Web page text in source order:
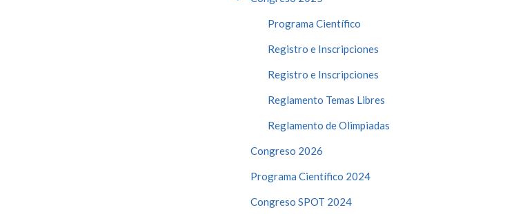
Programa Científico
Registro e Inscripciones
Registro e Inscripciones
Reglamento Temas Libres
Reglamento de Olimpiadas
Congreso 2026
Programa Científico 2024
Congreso SPOT 2024